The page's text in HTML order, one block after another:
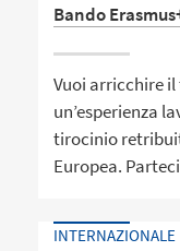
Bando
Vuoi arricchire
un’esperienza
tirocinio
Europea.
INTERNAZIONALE